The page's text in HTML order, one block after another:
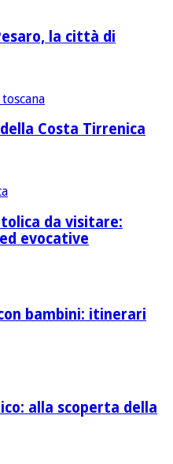
la città di
Costa Tirrenica
da visitare:
evocative
bambini: itinerari
alla scoperta della